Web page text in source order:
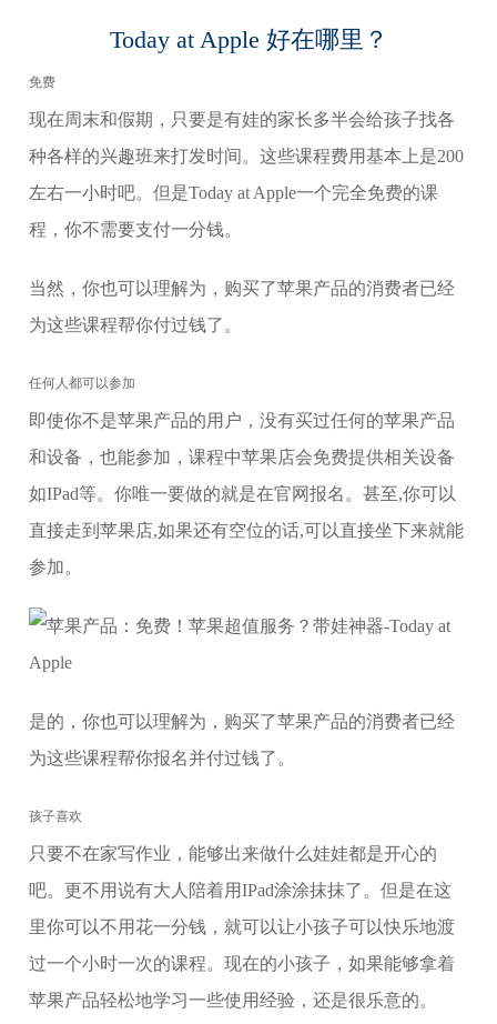
Today at Apple 好在哪里？
免费
现在周末和假期，只要是有娃的家长多半会给孩子找各
种各样的兴趣班来打发时间。这些课程费用基本上是200
左右一小时吧。但是Today at Apple一个完全免费的课
程，你不需要支付一分钱。
当然，你也可以理解为，购买了苹果产品的消费者已经
为这些课程帮你付过钱了。
任何人都可以参加
即使你不是苹果产品的用户，没有买过任何的苹果产品
和设备，也能参加，课程中苹果店会免费提供相关设备
如IPad等。你唯一要做的就是在官网报名。甚至,你可以
直接走到苹果店,如果还有空位的话,可以直接坐下来就能
参加。
是的，你也可以理解为，购买了苹果产品的消费者已经
为这些课程帮你报名并付过钱了。
孩子喜欢
只要不在家写作业，能够出来做什么娃娃都是开心的
吧。更不用说有大人陪着用IPad涂涂抹抹了。但是在这
里你可以不用花一分钱，就可以让小孩子可以快乐地渡
过一个小时一次的课程。现在的小孩子，如果能够拿着
苹果产品轻松地学习一些使用经验，还是很乐意的。